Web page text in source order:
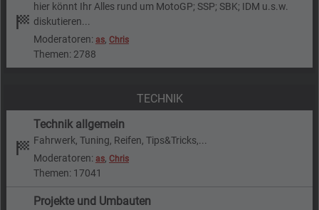
hier könnt Ihr Alles rund um MotoGP; SSP; SBK; IDM u.s.w.
diskutieren...
Moderatoren: as, Chris
Themen: 2788
TECHNIK
Technik allgemein
Fahrwerk, Tuning, Reifen, Tips&Tricks,...
Moderatoren: as, Chris
Themen: 17041
Projekte und Umbauten